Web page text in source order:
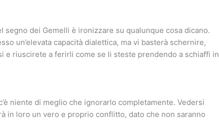
segno dei Gemelli è ironizzare su qualunque cosa dicano.
un’elevata capacità dialettica, ma vi basterà schernire,
e riuscirete a ferirli come se li steste prendendo a schiaffi in
niente di meglio che ignorarlo completamente. Vedersi
in loro un vero e proprio conflitto, dato che non saranno